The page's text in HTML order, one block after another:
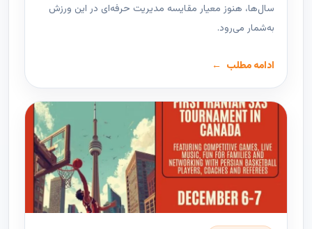
سال‌ها، هنوز معیار مقایسه مدیریت حرفه‌ای در این ورزش
به‌شمار می‌رود.
ادامه مطلب